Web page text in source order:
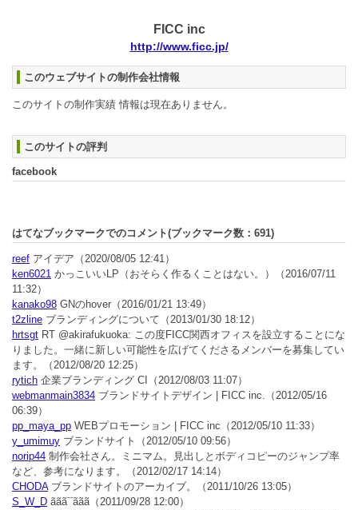
FICC inc
http://www.ficc.jp/
このウェブサイトの制作会社情報
このサイトの制作実績 情報は現在ありません。
このサイトの評判
facebook
はてなブックマークでのコメント(ブックマーク数： 691)
reef アイデア （2020/08/05 12:41）
ken6021 かっこいいLP（おそらく作るくことはない。）
（2016/07/11
11:32）
kanako98 GNのhover （2016/01/21 13:49）
t2zline ブランディングについて （2013/01/30 18:12）
hrtsgt RT @akirafukuoka: この度FICC関西オフィスを設立することにな
りました。一緒に新しい可能性を広げてくださるメンバーを募集してい
ます。
（2012/08/20 12:25）
rytich 企業ブランディング CI
（2012/08/03 11:07）
webmanmain3834 ブランドサイトデザイン | FICC inc. （2012/05/16
06:39）
pp_maya_pp WEBプロモーション | FICC inc （2012/05/10 11:33）
y_umimuy ブランドサイト
（2012/05/10 09:56）
norip44 制作会社さん。ミニマム。見出しとボディコピーのジャンプ率
など、参考になります。
（2012/02/17 14:14）
CHODAブランドサイトのアーカイブ。
（2011/10/26 13:05）
S_W_D ããã¯ããã（2011/09/28 12:00）